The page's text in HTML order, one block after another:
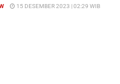
15 DESEMBER 2023 | 02:29 WIB